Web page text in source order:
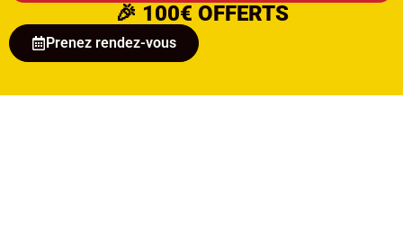
🎉 100€ OFFERTS
Prenez rendez-vous